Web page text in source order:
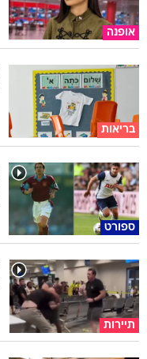
אופנה
בריאות
ספורט
תיירות